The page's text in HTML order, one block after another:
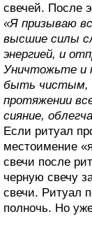
свечей. После
«Я призываю
высшие силы
энергией, и
Уничтожьте и
быть чистым,
протяжении
сияние,
Если ритуал
местоимение
свечи после
черную свечу
свечи. Ритуал
полночь. Но